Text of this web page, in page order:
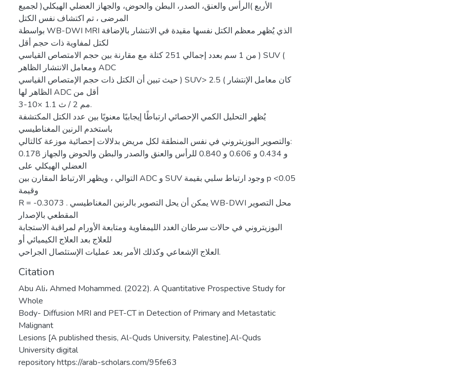
الأربع )الرأس والعنق، الصدر، البطن والحوض، والجهاز العضلي الهيكلي( لجميع
المرضى ، تم اكتشاف نفس الكتل
بواسطة WB-DWI MRI الذي يُظهر معظم الكتل نفسها مقيدة في الانتشار بالإضافة
لكتل لمفاوية ذات حجم أقل
من 1 سم بعدد إجمالي 251 كتلة مع مقارنة بين حجم الامتصاص القياسي ) SUV (
ومعامل الانتشار الظاهر ADC
حيث تبين أن الكتل ذات حجم الإمتصاص القياسي ) SUV> 2.5 ( كان معامل الإنتشار
الظاهر لها ADC أقل من
3-10× 1.1 مم 2 / ث.
يُظهر التحليل الكمي الإحصائي ارتباطًا إيجابيًا معنويًا بين عدد الكتل المكتشفة
باستخدم الرنين المغناطيسي
والتصوير البوزيتروني في نفس المنطقة لكل مريض بدلالات إحصائية موزعة كالتالي:
0.178 و 0.434 و 0.606 و 0.840 للرأس والعنق والصدر والبطن والحوض والجهاز
العضلي الهيكلي على
التوالي ، ويظهر الارتباط المقارن بين ADC و SUV وجود ارتباط سلبي بقيمة p <0.05
وقيمة
R = -0.3073 . يمكن أن يحل التصوير بالرنين المغناطيسي WB-DWI محل التصوير
المقطعي بالإصدار
البوزيتروني في حالات سرطان الغدد الليمفاوية ومتابعة الأورام لمراقبة الاستجابة
للعلاج بعد العلاج الكيميائي أو
العلاج الإشعاعي وكذلك الأمر بعد عمليات الإستئصال الجراحي.
Citation
Abu Ali، Ahmed Mohammed. (2022). A Quantitative Prospective Study for
Whole
Body- Diffusion MRI and PET-CT in Detection of Primary and Metastatic
Malignant
Lesions [A published thesis, Al-Quds University, Palestine].Al-Quds
University digital
repository https://arab-scholars.com/95fe63